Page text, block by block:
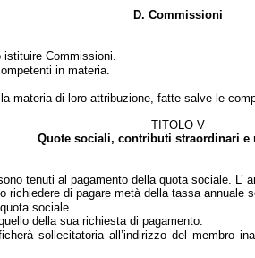
D. Commissioni
Commissioni.
in materia.
materia di loro attribuzione, fatte salve le
TITOLO V
Quote sociali, contributi straordinari e
tenuti al pagamento della quota sociale. L’
richiedere di pagare metà della tassa annuale
sociale.
della sua richiesta di pagamento.
sollecitatoria all’indirizzo del membro